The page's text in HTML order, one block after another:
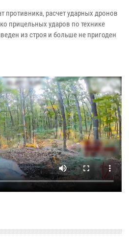
противника, расчет ударных дронов
прицельных ударов по технике
из строя и больше не пригоден